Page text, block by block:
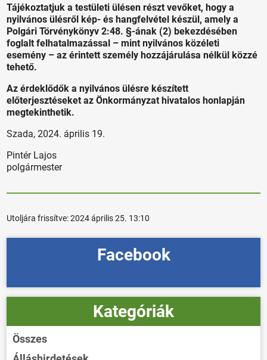
Tájékoztatjuk a testületi ülésen részt vevőket, hogy a
nyilvános ülésről kép- és hangfelvétel készül, amely a
Polgári Törvénykönyv 2:48. §-ának (2) bekezdésében
foglalt felhatalmazással – mint nyilvános közéleti
esemény – az érintett személy hozzájárulása nélkül közzé
tehető.
Az érdeklődők a nyilvános ülésre készített
előterjesztéseket az Önkormányzat hivatalos honlapján
megtekinthetik.
Szada, 2024. április 19.
Pintér Lajos
polgármester
Utoljára frissítve:2024 április 25. 13:10
Facebook
Kategóriák
Összes